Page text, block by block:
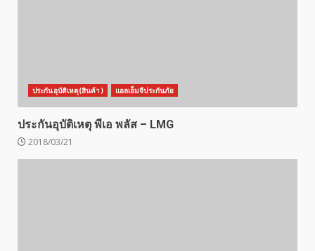
ประกันอุบัติเหตุ(สินค้า) แอลเอ็มจีประกันภัย
ประกันอุบัติเหตุ พีเอ พลัส – LMG
2018/03/21